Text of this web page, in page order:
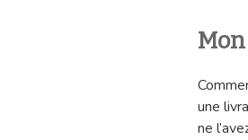
une
ne